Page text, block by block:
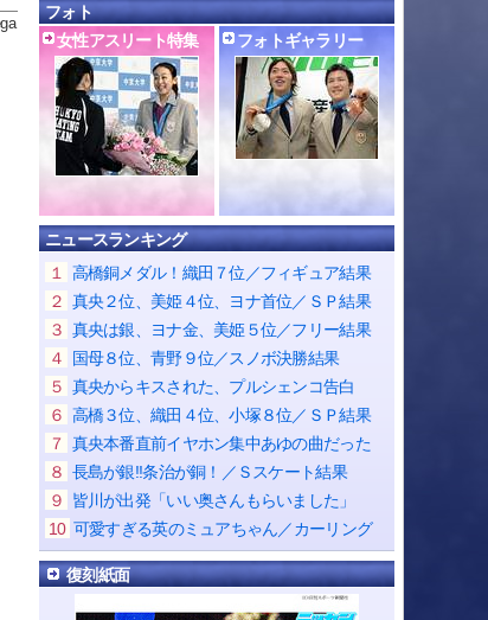
フォト
女性アスリート特集
フォトギャラリー
ニュースランキング
１
高橋銅メダル！織田７位／フィギュア結果
２ 真央２位、美姫４位、ヨナ首位／ＳＰ結果
３ 真央は銀、ヨナ金、美姫５位／フリー結果
４
国母８位、青野９位／スノボ決勝結果
５ 真央からキスされた、プルシェンコ告白
６ 高橋３位、織田４位、小塚８位／ＳＰ結果
７ 真央本番直前イヤホン集中あゆの曲だった
８ 長島が銀!!条治が銅！／Ｓスケート結果
９
皆川が出発「いい奥さんもらいました」
10 可愛すぎる英のミュアちゃん／カーリング
復刻紙面